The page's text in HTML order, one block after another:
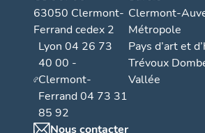
63050 Clermont-
Ferrand cedex 2
Lyon 04 26 73
40 00 -
Clermont-
Ferrand 04 73 31
85 92
Nous contacter
Clermont-
Métropole
Pays d’art et
Trévoux
Vallée